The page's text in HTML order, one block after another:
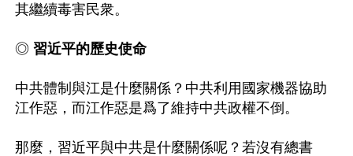
其繼續毒害民衆。
◎ 習近平的歷史使命
中共體制與江是什麼關係？中共利用國家機器協助
江作惡，而江作惡是爲了維持中共政權不倒。
那麼，習近平與中共是什麼關係呢？若沒有總書